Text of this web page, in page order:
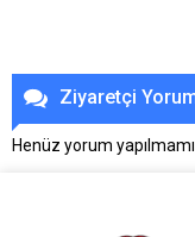
Ziyaretçi
Henüz yorum